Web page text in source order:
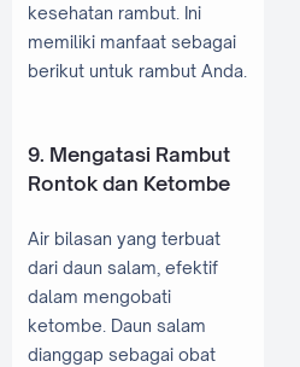
kesehatan rambut. Ini
memiliki manfaat sebagai
berikut untuk rambut Anda.
9. Mengatasi Rambut
Rontok dan Ketombe
Air bilasan yang terbuat
dari daun salam, efektif
dalam mengobati
ketombe. Daun salam
dianggap sebagai obat